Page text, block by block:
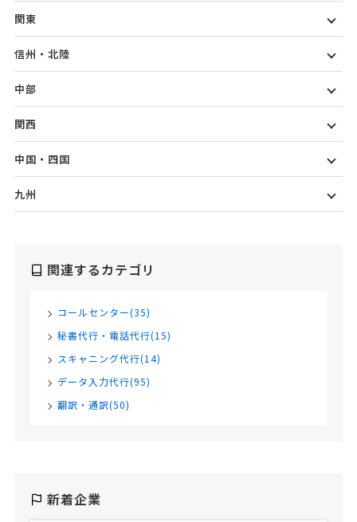
関東
信州・北陸
中部
関西
中国・四国
九州
関連するカテゴリ
コールセンター(35)
秘書代行・電話代行(15)
スキャニング代行(14)
データ入力代行(95)
翻訳・通訳(50)
新着企業